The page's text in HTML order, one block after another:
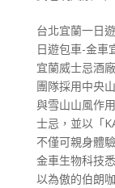
台北宜蘭一日
日遊包車-金車
宜蘭威士忌酒
團隊採用中央
與雪山山風作
士忌，並以「
不僅可親身體
金車生物科技
以為傲的伯朗